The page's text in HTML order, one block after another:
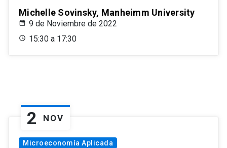
Michelle Sovinsky, Manheimm University
9 de Noviembre de 2022
15:30 a 17:30
2 NOV
Microeconomía Aplicada